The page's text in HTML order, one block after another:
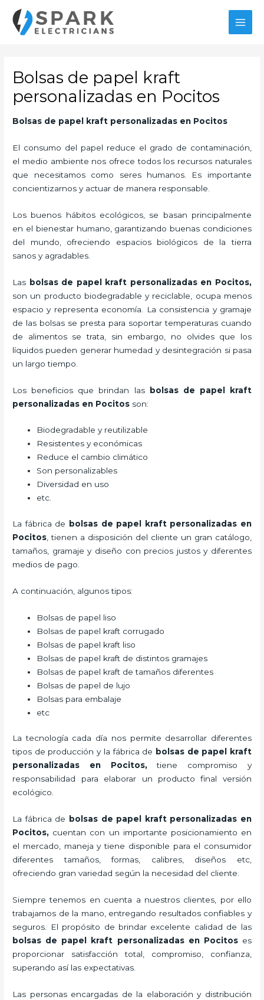
contenido
Bolsas de papel kraft
personalizadas en Pocitos
Bolsas de papel kraft personalizadas en Pocitos
El consumo del papel reduce el grado de contaminación,
el medio ambiente nos ofrece todos los recursos naturales
que necesitamos como seres humanos. Es importante
concientizarnos y actuar de manera responsable.
Los buenos hábitos ecológicos, se basan principalmente
en el bienestar humano, garantizando buenas condiciones
del mundo, ofreciendo espacios biológicos de la tierra
sanos y agradables.
Las bolsas de papel kraft personalizadas en Pocitos,
son un producto biodegradable y reciclable, ocupa menos
espacio y representa economía. La consistencia y gramaje
de las bolsas se presta para soportar temperaturas cuando
de alimentos se trata, sin embargo, no olvides que los
líquidos pueden generar humedad y desintegración si pasa
un largo tiempo.
Los beneficios que brindan lasbolsas de papel kraft
personalizadas en Pocitos son:
Biodegradable y reutilizable
Resistentes y económicas
Reduce el cambio climático
Son personalizables
Diversidad en uso
etc.
La fábrica de
bolsas de papel kraft personalizadas en
Pocitos , tienen a disposición del cliente un gran catálogo,
tamaños, gramaje y diseño con precios justos y diferentes
medios de pago.
A continuación, algunos tipos:
Bolsas de papel liso
Bolsas de papel kraft corrugado
Bolsas de papel kraft liso
Bolsas de papel kraft de distintos gramajes
Bolsas de papel kraft de tamaños diferentes
Bolsas de papel de lujo
Bolsas para embalaje
etc
La tecnología cada día nos permite desarrollar diferentes
tipos de producción y la fábrica de bolsas de papel kraft
personalizadas en Pocitos,tiene compromiso y
responsabilidad para elaborar un producto final versión
ecológico.
La fábrica de
bolsas de papel kraft personalizadas en
Pocitos, cuentan con un importante posicionamiento en
el mercado,
maneja y tiene disponible para el consumidor
diferentes tamaños, formas, calibres, diseños etc,
ofreciendo gran variedad según la necesidad del cliente.
Siempre tenemos en cuenta a nuestros clientes, por ello
trabajamos de la mano, entregando resultados confiables y
seguros. El propósito de brindar excelente calidad de las
bolsas de papel kraft personalizadas en Pocitos es
proporcionar satisfacción total, compromiso, confianza,
superando así las expectativas.
Las personas encargadas de la elaboración y distribución